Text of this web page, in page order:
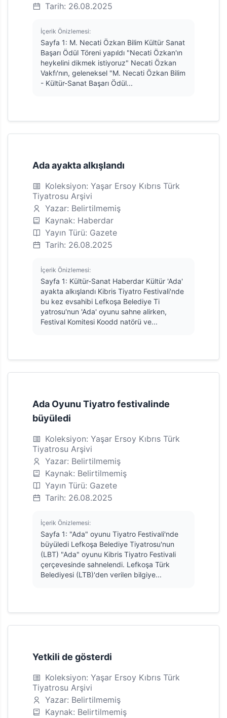
Tarih: 26.08.2025
İçerik Önizlemesi:
Sayfa 1: M. Necati Özkan Bilim Kültür Sanat
Başarı Ödül Töreni yapıldı "Necati Özkan'ın
heykelini dikmek istiyoruz" Necati Özkan
Vakfı'nın, geleneksel "M. Necati Özkan Bilim
- Kültür-Sanat Başarı Ödül...
Ada ayakta alkışlandı
Koleksiyon: Yaşar Ersoy Kıbrıs Türk
Tiyatrosu Arşivi
Yazar: Belirtilmemiş
Kaynak: Haberdar
Yayın Türü: Gazete
Tarih: 26.08.2025
İçerik Önizlemesi:
Sayfa 1: Kültür-Sanat Haberdar Kültür 'Ada'
ayakta alkışlandı Kibris Tiyatro Festivali'nde
bu kez evsahibi Lefkoşa Belediye Ti
yatrosu'nun 'Ada' oyunu sahne alirken,
Festival Komitesi Koodd natörü ve...
Ada Oyunu Tiyatro festivalinde
büyüledi
Koleksiyon: Yaşar Ersoy Kıbrıs Türk
Tiyatrosu Arşivi
Yazar: Belirtilmemiş
Kaynak: Belirtilmemiş
Yayın Türü: Gazete
Tarih: 26.08.2025
İçerik Önizlemesi:
Sayfa 1: "Ada" oyunu Tiyatro Festivali'nde
büyüledi Lefkoşa Belediye Tiyatrosu'nun
(LBT) "Ada" oyunu Kibris Tiyatro Festivali
çerçevesinde sahnelendi. Lefkoşa Türk
Belediyesi (LTB)'den verilen bilgiye...
Yetkili de gösterdi
Koleksiyon: Yaşar Ersoy Kıbrıs Türk
Tiyatrosu Arşivi
Yazar: Belirtilmemiş
Kaynak: Belirtilmemiş